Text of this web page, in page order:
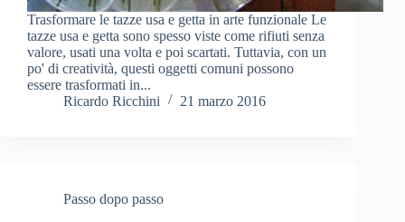
Trasformare le tazze usa e getta in arte funzionale Le
tazze usa e getta sono spesso viste come rifiuti senza
valore, usati una volta e poi scartati. Tuttavia, con un
po' di creatività, questi oggetti comuni possono
essere trasformati in...
Ricardo Ricchini
21 marzo 2016
Passo dopo passo